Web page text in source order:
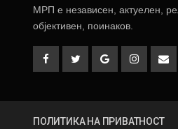
МРП е независен, актуелен,
објективен, поинаков.
ПОЛИТИКА НА ПРИВАТНОСТ